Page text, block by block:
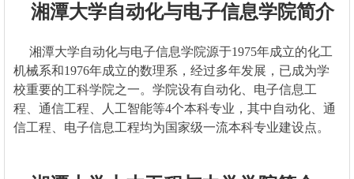
湘潭大学自动化与电子信息学院简介
湘潭大学自动化与电子信息学院源于1975年成立的化工
机械系和1976年成立的数理系，经过多年发展，已成为学
校重要的工科学院之一。学院设有自动化、电子信息工
程、通信工程、人工智能等4个本科专业，其中自动化、通
信工程、电子信息工程均为国家级一流本科专业建设点。